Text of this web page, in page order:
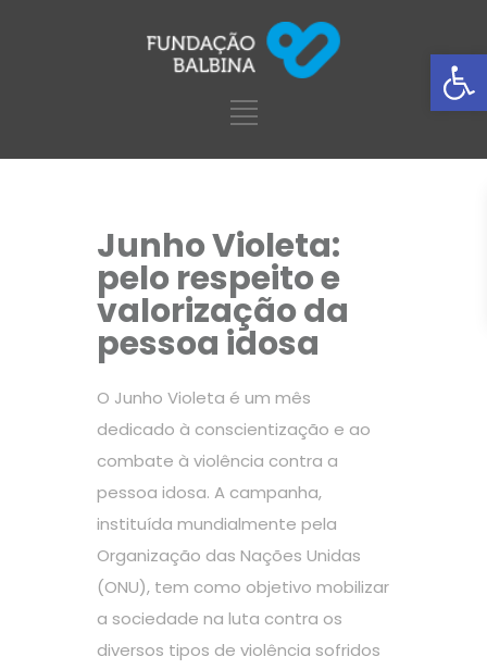
Junho Violeta:
pelo respeito e
valorização da
pessoa idosa
O Junho Violeta é um mês
dedicado à conscientização e ao
combate à violência contra a
pessoa idosa. A campanha,
instituída mundialmente pela
Organização das Nações Unidas
(ONU), tem como objetivo mobilizar
a sociedade na luta contra os
diversos tipos de violência sofridos